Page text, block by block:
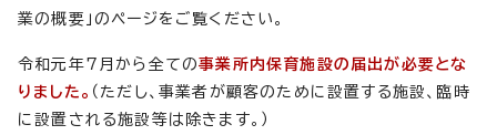
業の概要」のページをご覧ください。
令和元年7月から全ての事業所内保育施設の届出が必要とな
りました。 （ただし、事業者が顧客のために設置する施設、臨時
に設置される施設等は除きます。）